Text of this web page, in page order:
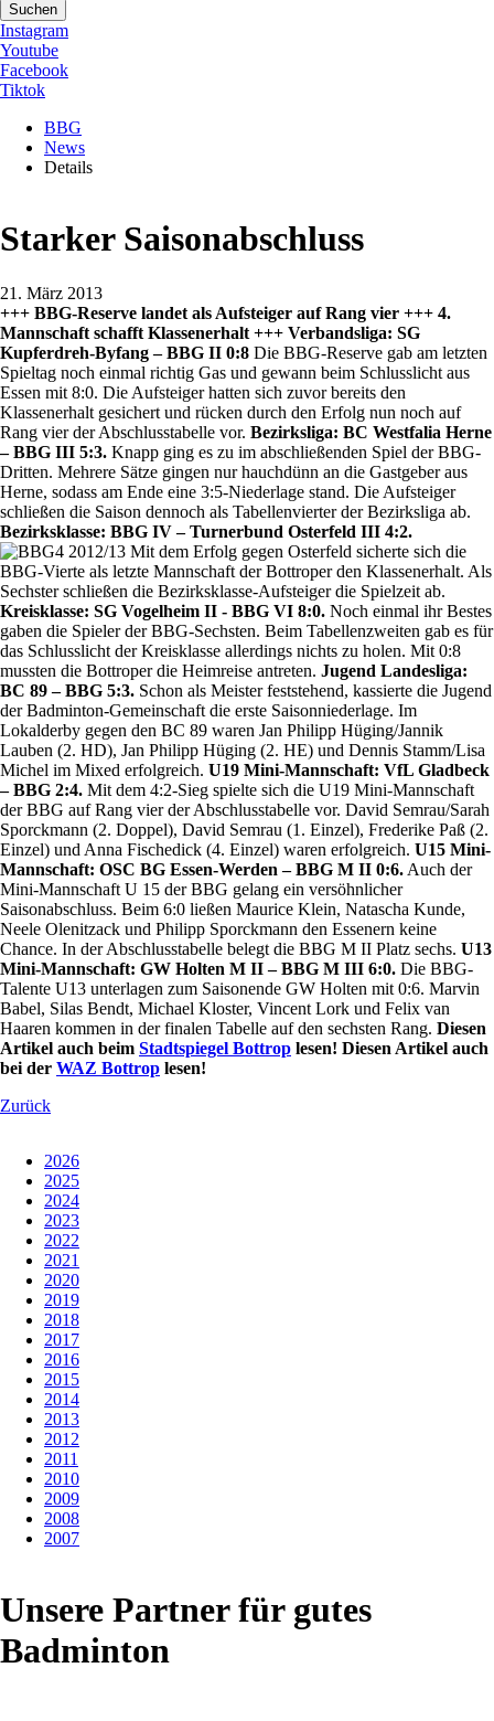
Suchen
Instagram
Youtube
Facebook
Tiktok
BBG
News
Details
Starker Saisonabschluss
21. März 2013
+++ BBG-Reserve landet als Aufsteiger auf Rang vier +++ 4.
Mannschaft schafft Klassenerhalt +++ Verbandsliga: SG
Kupferdreh-Byfang – BBG II 0:8 Die BBG-Reserve gab am letzten
Spieltag noch einmal richtig Gas und gewann beim Schlusslicht aus
Essen mit 8:0. Die Aufsteiger hatten sich zuvor bereits den
Klassenerhalt gesichert und rücken durch den Erfolg nun noch auf
Rang vier der Abschlusstabelle vor. Bezirksliga: BC Westfalia Herne
– BBG III 5:3. Knapp ging es zu im abschließenden Spiel der BBG-
Dritten. Mehrere Sätze gingen nur hauchdünn an die Gastgeber aus
Herne, sodass am Ende eine 3:5-Niederlage stand. Die Aufsteiger
schließen die Saison dennoch als Tabellenvierter der Bezirksliga ab.
Bezirksklasse: BBG IV – Turnerbund Osterfeld III 4:2.
Mit dem Erfolg gegen Osterfeld sicherte sich die
BBG-Vierte als letzte Mannschaft der Bottroper den Klassenerhalt. Als
Sechster schließen die Bezirksklasse-Aufsteiger die Spielzeit ab.
Kreisklasse: SG Vogelheim II - BBG VI 8:0. Noch einmal ihr Bestes
gaben die Spieler der BBG-Sechsten. Beim Tabellenzweiten gab es für
das Schlusslicht der Kreisklasse allerdings nichts zu holen. Mit 0:8
mussten die Bottroper die Heimreise antreten. Jugend Landesliga:
BC 89 – BBG 5:3. Schon als Meister feststehend, kassierte die Jugend
der Badminton-Gemeinschaft die erste Saisonniederlage. Im
Lokalderby gegen den BC 89 waren Jan Philipp Hüging/Jannik
Lauben (2. HD), Jan Philipp Hüging (2. HE) und Dennis Stamm/Lisa
Michel im Mixed erfolgreich. U19 Mini-Mannschaft: VfL Gladbeck
– BBG 2:4. Mit dem 4:2-Sieg spielte sich die U19 Mini-Mannschaft
der BBG auf Rang vier der Abschlusstabelle vor. David Semrau/Sarah
Sporckmann (2. Doppel), David Semrau (1. Einzel), Frederike Paß (2.
Einzel) und Anna Fischedick (4. Einzel) waren erfolgreich. U15 Mini-
Mannschaft: OSC BG Essen-Werden – BBG M II 0:6. Auch der
Mini-Mannschaft U 15 der BBG gelang ein versöhnlicher
Saisonabschluss. Beim 6:0 ließen Maurice Klein, Natascha Kunde,
Neele Olenitzack und Philipp Sporckmann den Essenern keine
Chance. In der Abschlusstabelle belegt die BBG M II Platz sechs. U13
Mini-Mannschaft: GW Holten M II – BBG M III 6:0. Die BBG-
Talente U13 unterlagen zum Saisonende GW Holten mit 0:6. Marvin
Babel, Silas Bendt, Michael Kloster, Vincent Lork und Felix van
Haaren kommen in der finalen Tabelle auf den sechsten Rang. Diesen
Artikel auch beim Stadtspiegel Bottrop lesen! Diesen Artikel auch
bei der WAZ Bottrop lesen!
Zurück
2026
2025
2024
2023
2022
2021
2020
2019
2018
2017
2016
2015
2014
2013
2012
2011
2010
2009
2008
2007
Unsere Partner für gutes
Badminton